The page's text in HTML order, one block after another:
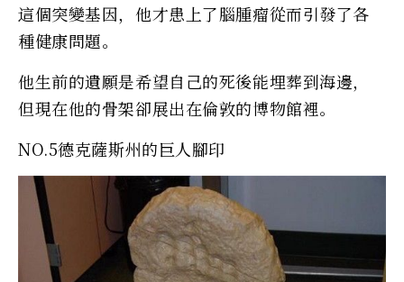
這個突變基因，他才患上了腦腫瘤從而引發了各
種健康問題。
他生前的遺願是希望自己的死後能埋葬到海邊，
但現在他的骨架卻展出在倫敦的博物館裡。
NO.5德克薩斯州的巨人腳印